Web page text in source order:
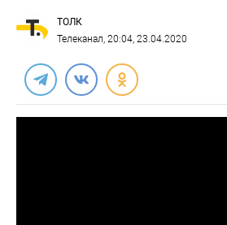
ТОЛК
Телеканал, 20:04, 23.04.2020